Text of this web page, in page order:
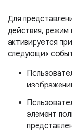
Для
действия, режим
активируется
следующих
элемент